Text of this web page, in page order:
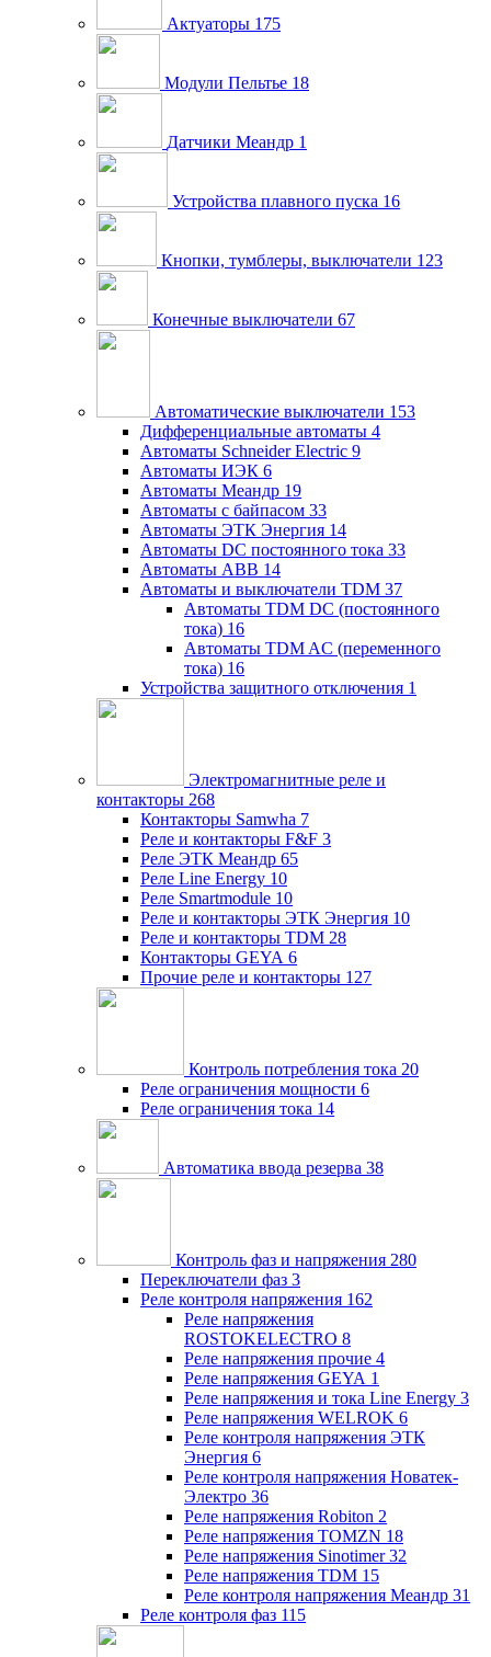
Актуаторы 175
Модули Пельтье 18
Датчики Меандр 1
Устройства плавного пуска 16
Кнопки, тумблеры, выключатели 123
Конечные выключатели 67
Автоматические выключатели 153
Дифференциальные автоматы 4
Автоматы Schneider Electric 9
Автоматы ИЭК 6
Автоматы Меандр 19
Автоматы с байпасом 33
Автоматы ЭТК Энергия 14
Автоматы DC постоянного тока 33
Автоматы ABB 14
Автоматы и выключатели TDM 37
Автоматы TDM DC (постоянного
тока) 16
Автоматы TDM AC (переменного
тока) 16
Устройства защитного отключения 1
Электромагнитные реле и
контакторы 268
Контакторы Samwha 7
Реле и контакторы F&F 3
Реле ЭТК Меандр 65
Реле Line Energy 10
Реле Smartmodule 10
Реле и контакторы ЭТК Энергия 10
Реле и контакторы TDM 28
Контакторы GEYA 6
Прочие реле и контакторы 127
Контроль потребления тока 20
Реле ограничения мощности 6
Реле ограничения тока 14
Автоматика ввода резерва 38
Контроль фаз и напряжения 280
Переключатели фаз 3
Реле контроля напряжения 162
Реле напряжения
ROSTOKELECTRO 8
Реле напряжения прочие 4
Реле напряжения GEYA 1
Реле напряжения и тока Line Energy 3
Реле напряжения WELROK 6
Реле контроля напряжения ЭТК
Энергия 6
Реле контроля напряжения Новатек-
Электро 36
Реле напряжения Robiton 2
Реле напряжения TOMZN 18
Реле напряжения Sinotimer 32
Реле напряжения TDM 15
Реле контроля напряжения Меандр 31
Реле контроля фаз 115